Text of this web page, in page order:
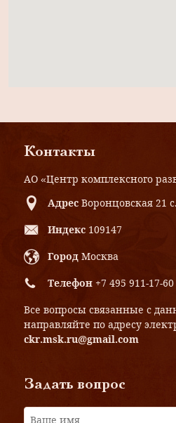
Контакты
АО «Центр комплексного
Адрес Воронцовская 21
Индекс 109147
Город Москва
Телефон +7 495 911-17-60
Все вопросы связанные с
направляйте по адресу
ckr.msk.ru@gmail.com
Задать вопрос